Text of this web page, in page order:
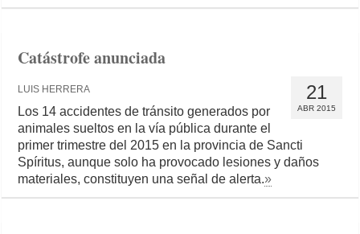
Catástrofe anunciada
21
ABR 2015
LUIS HERRERA
Los 14 accidentes de tránsito generados por
animales sueltos en la vía pública durante el
primer trimestre del 2015 en la provincia de Sancti
Spíritus, aunque solo ha provocado lesiones y daños
materiales, constituyen una señal de alerta.»